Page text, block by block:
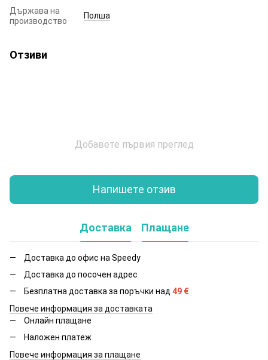
Държава на
производство
Полша
Отзиви
Добавете първия преглед
Напишете отзив
Доставка Плащане
Доставка до офис на Speedy
Доставка до посочен адрес
Безплатна доставка за поръчки над 49 €
Повече информация за доставката
Онлайн плащане
Наложен платеж
Повече информация за плащане